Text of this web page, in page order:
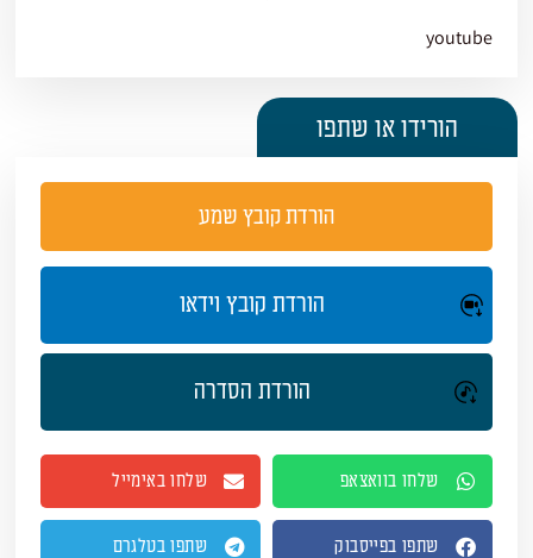
youtube
הורידו או שתפו
הורדת קובץ שמע
הורדת קובץ וידאו
הורדת הסדרה
שלחו בוואצאפ שלחו באימייל
שתפו בפייסבוק שתפו בטלגרם